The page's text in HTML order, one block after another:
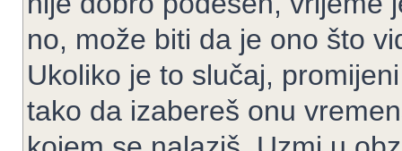
no, može biti da je ono što
Ukoliko je to slučaj,
tako da izabereš onu